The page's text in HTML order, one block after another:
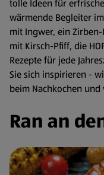
tolle Ideen für
wärmende Begleiter
mit Ingwer, ein
mit Kirsch-Pfiff, die
Rezepte für jede
Sie sich inspirieren -
beim Nachkochen
Ran an